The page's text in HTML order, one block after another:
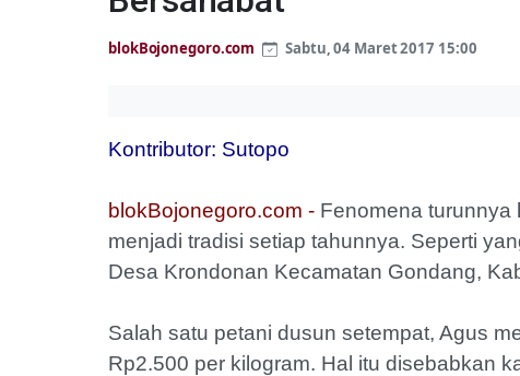
blokBojonegoro.com Sabtu, 04 Maret 2017 15:00
Kontributor: Sutopo
blokBojonegoro.com - Fenomena turunnya
menjadi tradisi setiap tahunnya. Seperti
Desa Krondonan Kecamatan Gondang,
Salah satu petani dusun setempat, Agus
Rp2.500 per kilogram. Hal itu disebabkan